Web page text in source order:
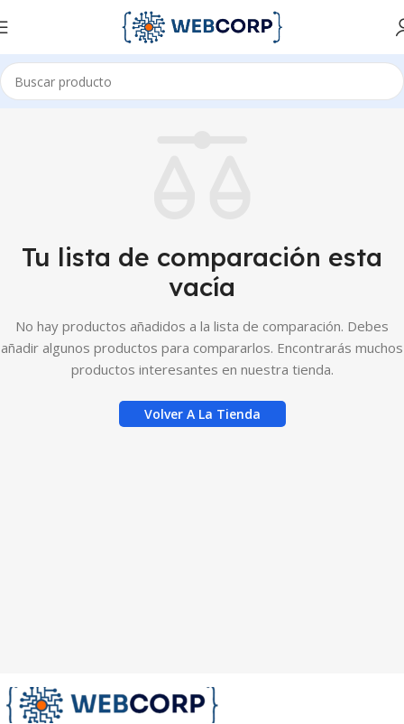
Tu lista de comparación esta
vacía
No hay productos añadidos a la lista de comparación. Debes
añadir algunos productos para compararlos. Encontrarás muchos
productos interesantes en nuestra tienda.
Volver A La Tienda